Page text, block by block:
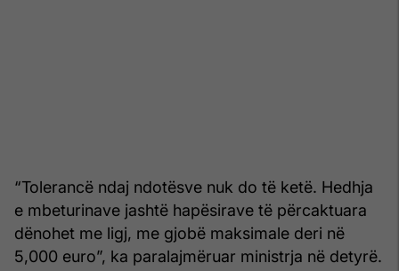
“Tolerancë ndaj ndotësve nuk do të ketë. Hedhja
e mbeturinave jashtë hapësirave të përcaktuara
dënohet me ligj, me gjobë maksimale deri në
5,000 euro”, ka paralajmëruar ministrja në detyrë.